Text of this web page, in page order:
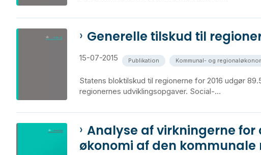
Generelle tilskud til
15-07-2015 Publikation Kommunal- og
Statens bloktilskud til regionerne for 2016 udgør
regionernes udviklingsopgaver. Social-...
Analyse af virkningerne
økonomi af den